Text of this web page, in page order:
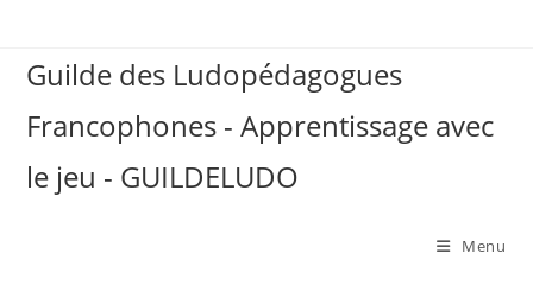
contentGuilde des Ludopédagogues
Francophones - Apprentissage avec
le jeu - GUILDELUDO
Menu